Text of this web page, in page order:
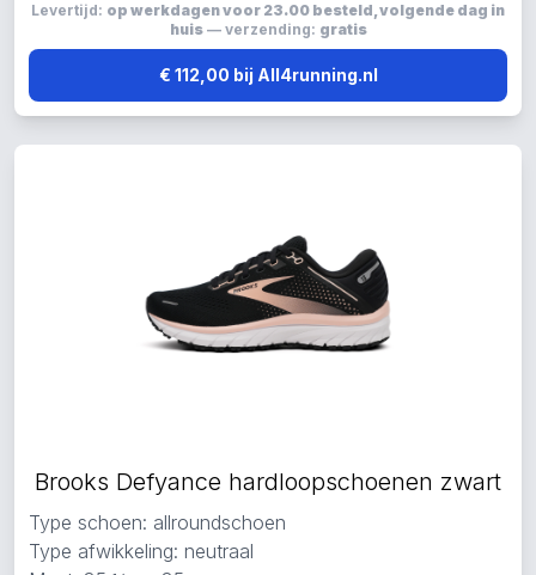
Levertijd: op werkdagen voor 23.00 besteld, volgende dag in
huis— verzending: gratis
€ 112,00 bij All4running.nl
Brooks Defyance hardloopschoenen zwart
Type schoen: allroundschoen
Type afwikkeling: neutraal